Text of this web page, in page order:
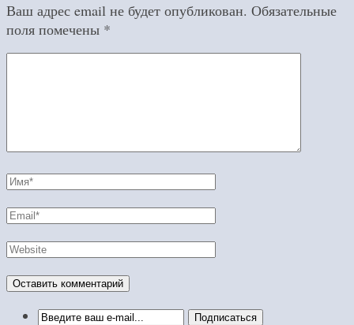
Ваш адрес email не будет опубликован. Обязательные
поля помечены *